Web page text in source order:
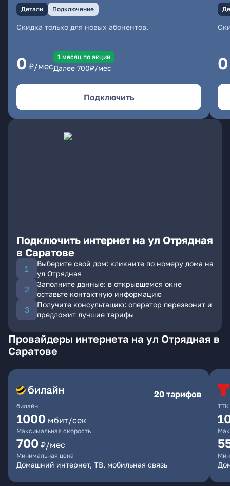
Детали Подключение
Скидка только для новых абонентов.
0 ₽/мес
1 месяц по акции
Далее 700₽/мес
Подключить
0
Подключить интернет на ул Отрядная
в Саратове
Выберите свой дом: кликните по номеру дома на
ул Отрядная
Заполните данные: в открывшемся окне
оставьте контактную информацию
Получите консультацию: оператор перезвонит и
предложит лучшие тарифы
Провайдеры интернета на ул Отрядная в
Саратове
билайн
20 тарифов
1000 мбит/сек
Максимальная скорость
700 ₽/мес
Минимальная цена
Домашний интернет, ТВ, мобильная связь
ТТК